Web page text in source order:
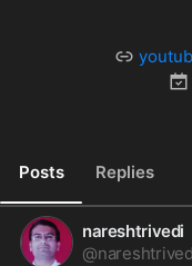
Posts Replies
nareshtrivedi
@